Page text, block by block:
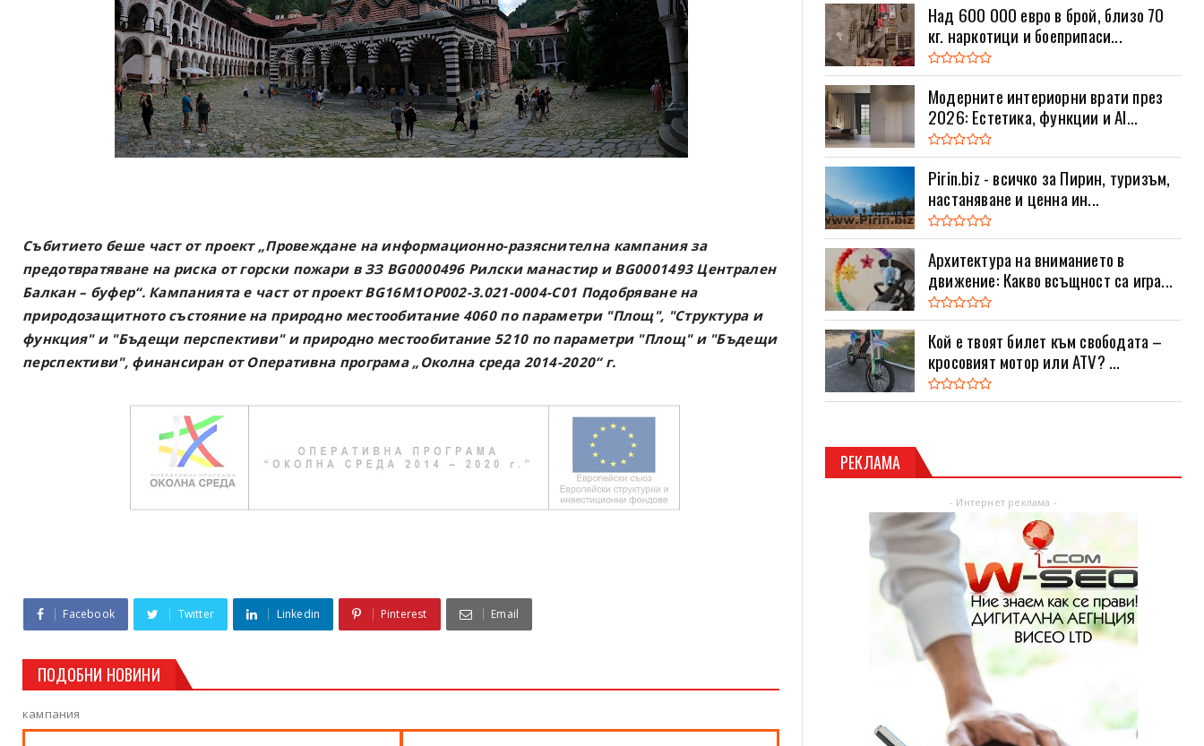
Събитието беше част от проект „Провеждане на информационно-разяснителна кампания за
предотвратяване на риска от горски пожари в ЗЗ BG0000496 Рилски манастир и BG0001493 Централен
Балкан – буфер“. Кампанията е част от проект BG16M1OP002-3.021-0004-C01 Подобряване на
природозащитното състояние на природно местообитание 4060 по параметри "Площ", "Структура и
функция" и "Бъдещи перспективи" и природно местообитание 5210 по параметри "Площ" и "Бъдещи
перспективи", финансиран от Оперативна програма „Околна среда 2014-2020“ г.
Facebook Twitter Linkedin Pinterest Email
ПОДОБНИ НОВИНИ
кампания
Над 600 000 евро в брой, близо 70
кг. наркотици и боеприпаси...
Модерните интериорни врати през
2026: Естетика, функции и AI...
Pirin.biz - всичко за Пирин, туризъм,
настаняване и ценна ин...
Архитектура на вниманието в
движение: Какво всъщност са игра...
Кой е твоят билет към свободата –
кросовият мотор или ATV? ...
РЕКЛАМА
- Интернет реклама -